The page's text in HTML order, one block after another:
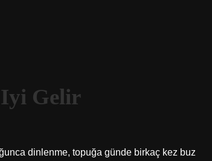
Iyi Gelir
dinlenme, topuğa günde birkaç kez buz